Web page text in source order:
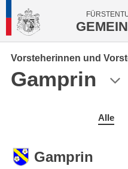
Vorsteherinnen und
Gamprin
Alle
Gamprin